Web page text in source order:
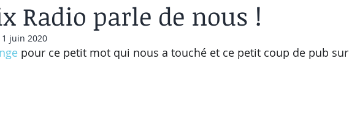
Radio parle de nous !
juin 2020
pour ce petit mot qui nous a touché et ce petit coup de pub sur